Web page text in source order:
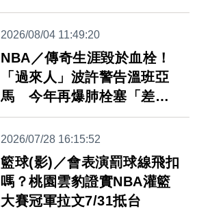
金
2026/08/04 11:49:20
NBA／傳奇生涯毀於血栓！
「過來人」波許警告溫班亞
馬 今年再爆肺栓塞「差點
死掉」
2026/07/28 16:15:52
籃球(影)／會表演罰球線飛扣
嗎？桃園雲豹證實NBA灌籃
大賽冠軍拉文7/31抵台